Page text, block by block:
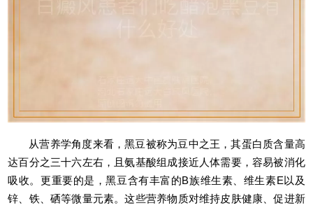
从营养学角度来看，黑豆被称为豆中之王，其蛋白质含量高
达百分之三十六左右，且氨基酸组成接近人体需要，容易被消化
吸收。更重要的是，黑豆含有丰富的B族维生素、维生素E以及
锌、铁、硒等微量元素。这些营养物质对维持皮肤健康、促进新